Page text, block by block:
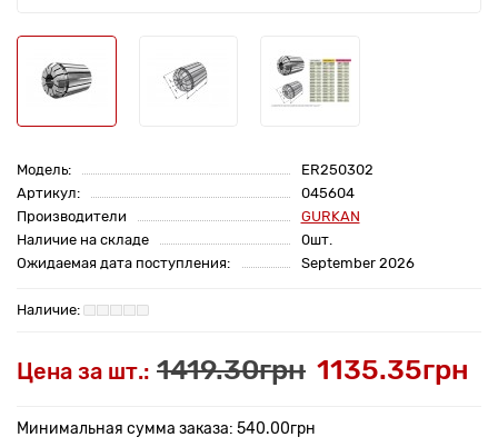
Модель:
ER250302
Артикул:
045604
Производители
GURKAN
Наличие на складе
0шт.
Ожидаемая дата поступления:
September 2026
Цена за шт.: 1419.30грн 1135.35грн
Минимальная сумма заказа: 540.00грн